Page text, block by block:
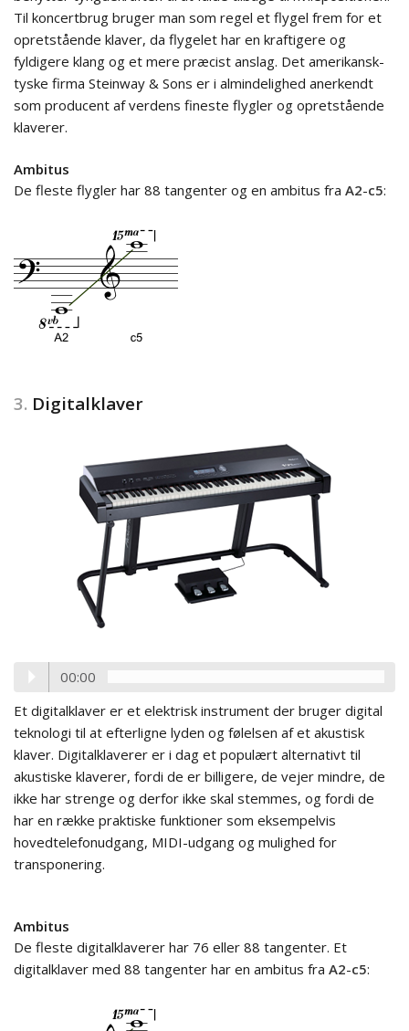
Til koncertbrug bruger man som regel et flygel frem for et
opretstående klaver, da flygelet har en kraftigere og
fyldigere klang og et mere præcist anslag. Det amerikansk-
tyske firma Steinway & Sons er i almindelighed anerkendt
som producent af verdens fineste flygler og opretstående
klaverer.
Ambitus
De fleste flygler har 88 tangenter og en ambitus fra A2-c5:
3. Digitalklaver
00:00
Et digitalklaver er et elektrisk instrument der bruger digital
teknologi til at efterligne lyden og følelsen af et akustisk
klaver. Digitalklaverer er i dag et populært alternativt til
akustiske klaverer, fordi de er billigere, de vejer mindre, de
ikke har strenge og derfor ikke skal stemmes, og fordi de
har en række praktiske funktioner som eksempelvis
hovedtelefonudgang, MIDI-udgang og mulighed for
transponering.
Ambitus
De fleste digitalklaverer har 76 eller 88 tangenter. Et
digitalklaver med 88 tangenter har en ambitus fra A2-c5: